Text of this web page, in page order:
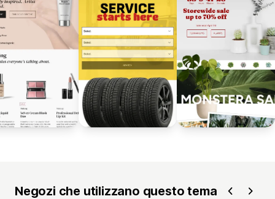
Negozi che utilizzano questo tema